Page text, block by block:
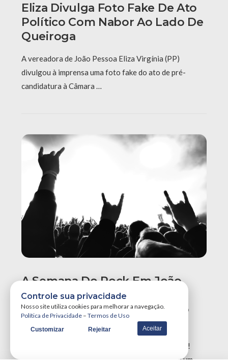
Eliza Divulga Foto Fake De Ato
Político Com Nabor Ao Lado De
Queiroga
A vereadora de João Pessoa Eliza Virgínia (PP)
divulgou à imprensa uma foto fake do ato de pré-
candidatura à Câmara …
A Semana Do Rock Em João
Pessoa Promete Um Dos
Maiores Finais De Semana Do
Ano!
A Semana do Rock em João Pessoa tá destruidora!
Simplesmente teremos três grandes eventos em um
Controle sua privacidade
Nosso site utiliza cookies para melhorar a navegação.
Política de Privacidade – Termos de Uso
Customizar Rejeitar Aceitar